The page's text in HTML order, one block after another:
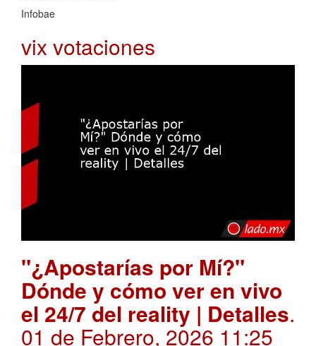
Infobae
vix votaciones
"¿Apostarías por Mí?"
Dónde y cómo ver en vivo
el 24/7 del reality | Detalles.
01 de Febrero, 2026 11:25